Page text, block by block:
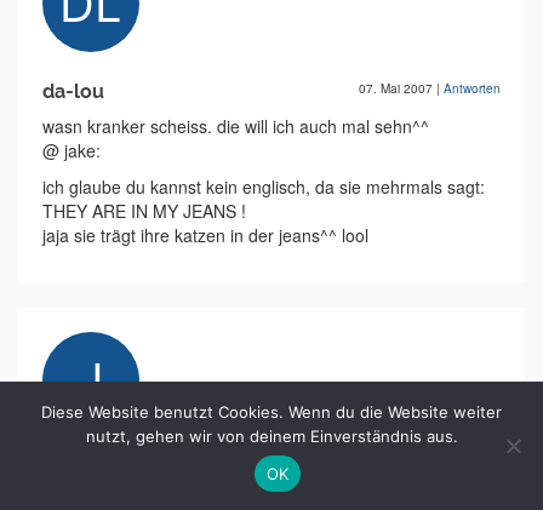
da-lou 07. Mai 2007 | Antworten
wasn kranker scheiss. die will ich auch mal sehn^^
@ jake:
ich glaube du kannst kein englisch, da sie mehrmals sagt:
THEY ARE IN MY JEANS !
jaja sie trägt ihre katzen in der jeans^^ lool
Diese Website benutzt Cookies. Wenn du die Website weiter
nutzt, gehen wir von deinem Einverständnis aus.
OK